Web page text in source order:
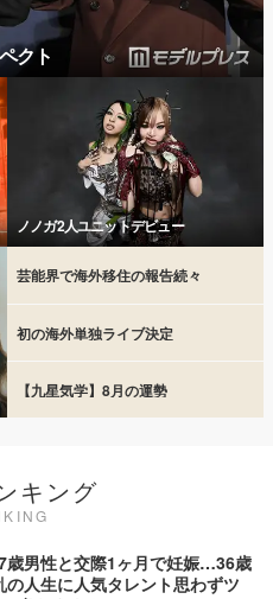
クト
ノノガ2人ユニットデビュー
芸能界で海外移住の報告続々
初の海外単独ライブ決定
【九星気学】8月の運勢
キング
歳男性と交際1ヶ月で妊娠…36歳
の人生に人気タレント思わずツ